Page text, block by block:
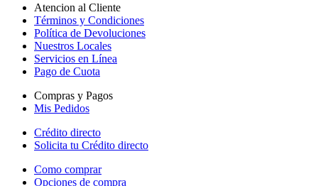
Atencion al Cliente
Términos y Condiciones
Política de Devoluciones
Nuestros Locales
Servicios en Línea
Pago de Cuota
Compras y Pagos
Mis Pedidos
Crédito directo
Solicita tu Crédito directo
Como comprar
Opciones de compra